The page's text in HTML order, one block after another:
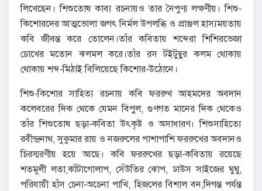
লিখেছেন। শিশুতোষ কাব্য রচনায়ও তার নৈপুণ্য লক্ষণীয়। শিশু-
কিশোরদের আত্মভোলা জগৎ নির্মল উপলব্ধি ও প্রাঞ্জল হাস্যময়তায়
কবি জীবন্ত করে তোলেন।তাঁর কবিতায় শব্দেরা শিশিরভেজা
চোখের মতোন ঝলমল করে।তাঁর রস টইটুম্বুর কলম থোকায়
থোকায় শব্দ-মিঠাই বিলিয়েছে কিশোর-উঠোনে।
শিশু-কিশোর সাহিত্য রচনায় কবি ফররুখ আহমদের অবদান
কলেবরের দিক থেকে যেমন বিপুল, গুণগত মানের দিক থেকেও
তাঁর শিশুতোষ ছড়া-কবিতা উৎকৃষ্ট ও অসাধারণ। শিশুসাহিত্যে
রবীন্দ্রনাথ, সুকুমার রায় ও নজরুলের পাশাপাশি ফররুখের অবদানও
চিরস্মরণীয় হয়ে আছে। কবি ফররুখের ছড়া-কবিতায় রয়েছে
শতমূলী লতা,কাঁটাগোলাপ, সেঁউতির ঝোপ, ঢাউস সাইজের ঘুঘু,
পরিযায়ী হাঁস চেনা-অচেনা পাখি, হিজলের বিশাল বন,দিগন্ত পর্যন্ত